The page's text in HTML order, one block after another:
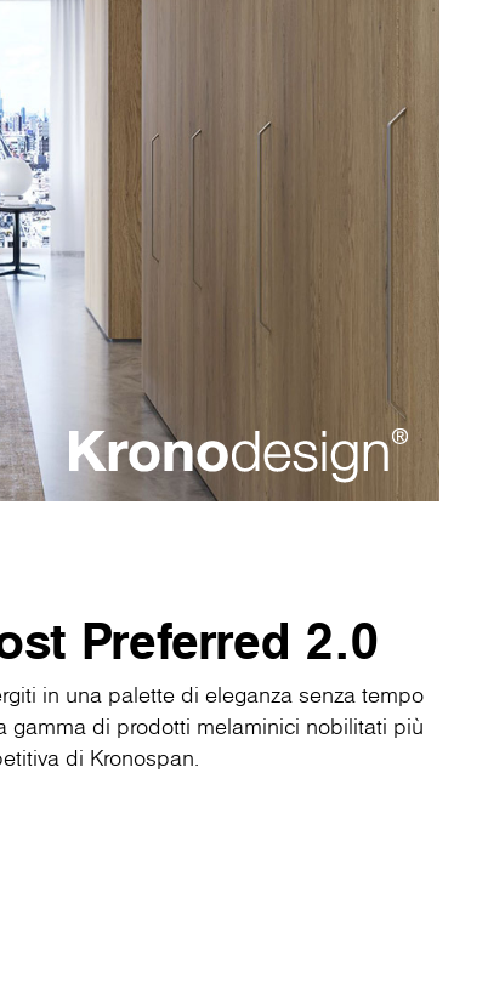
Preferred 2.0
in una palette di eleganza senza tempo
gamma di prodotti melaminici nobilitati più
di Kronospan.